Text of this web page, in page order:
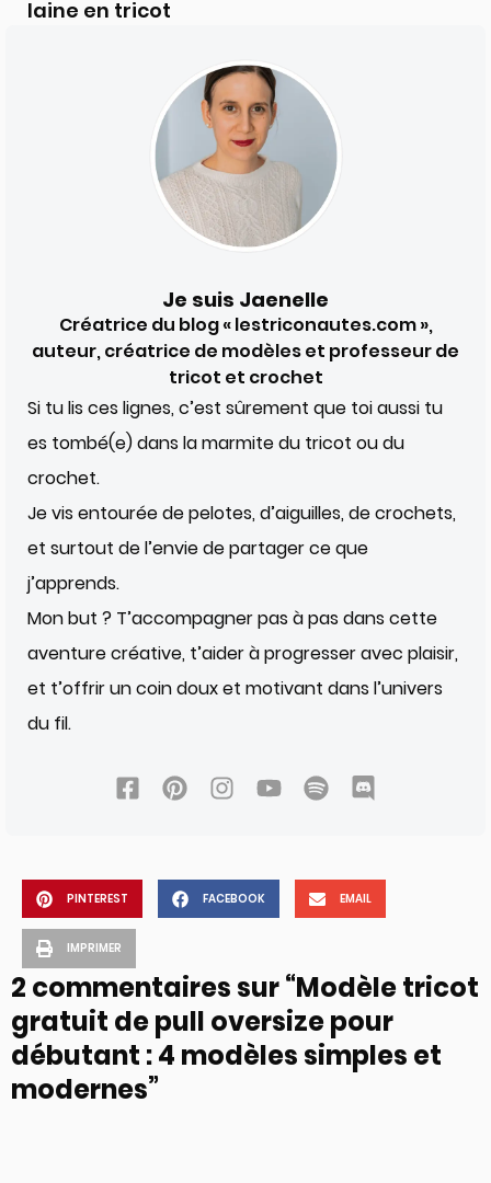
laine en tricot
Je suis Jaenelle
Créatrice du blog « lestriconautes.com »,
auteur, créatrice de modèles et professeur de
tricot et crochet
Si tu lis ces lignes, c’est sûrement que toi aussi tu
es tombé(e) dans la marmite du tricot ou du
crochet.
Je vis entourée de pelotes, d’aiguilles, de crochets,
et surtout de l’envie de partager ce que
j’apprends.
Mon but ? T’accompagner pas à pas dans cette
aventure créative, t’aider à progresser avec plaisir,
et t’offrir un coin doux et motivant dans l’univers
du fil.
PINTEREST FACEBOOK EMAIL
IMPRIMER
2 commentaires sur “Modèle tricot
gratuit de pull oversize pour
débutant : 4 modèles simples et
modernes”